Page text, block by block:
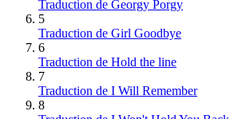
Traduction de Georgy Porgy
5
Traduction de Girl Goodbye
6
Traduction de Hold the line
7
Traduction de I Will Remember
8